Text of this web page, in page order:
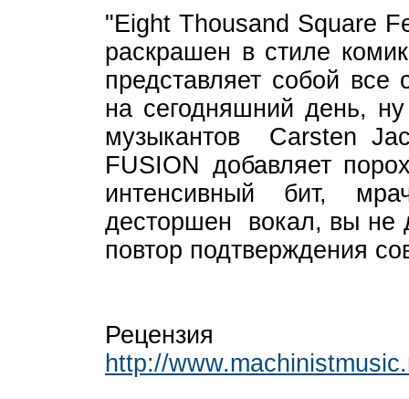
"Eight Thousand Square
раскрашен в стиле
представляет собой
на сегодняшний день,
музыкантов Carsten
FUSION добавляет
интенсивный бит,
десторшен вокал, вы не
повтор подтверждения
http://